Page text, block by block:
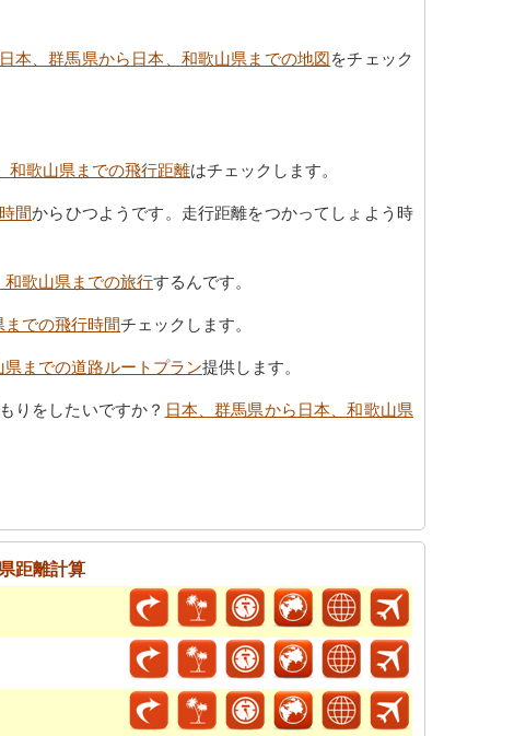
日本、群馬県から日本、和歌山県までの地図をチェック
和歌山県までの飛行距離はチェックします。
間からひつようです。走行距離をつかってしょよう時
和歌山県までの旅行するんです。
までの飛行時間チェックします。
までの道路ルートプラン提供します。
りをしたいですか？ 日本、群馬県から日本、和歌山県
距離計算